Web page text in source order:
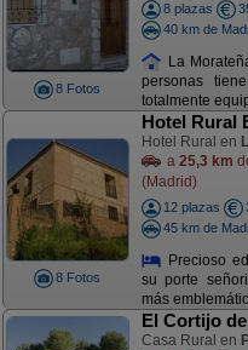
8 Fotos
8 plazas
40 km de
La
personas
totalmente
8 Fotos
Hotel Rural
Hotel Rural en
a 25,3 km
(Madrid)
12 plazas
45 km de
Precioso
su porte
más
El Cortijo
Casa Rural en